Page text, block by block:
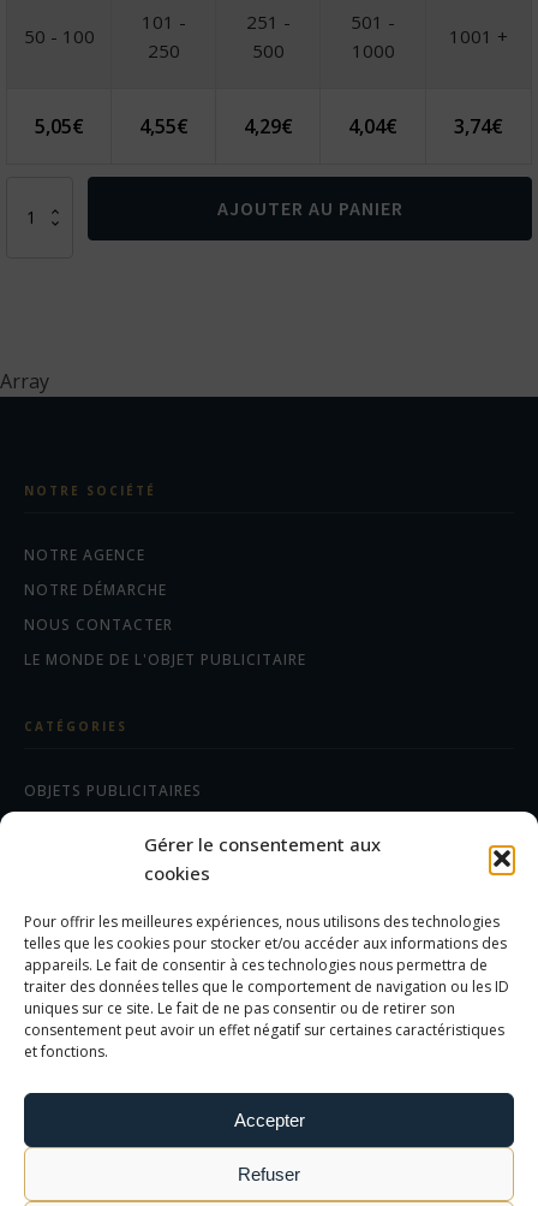
Gérer le consentement aux
cookies
Pour offrir les meilleures expériences, nous utilisons des technologies
telles que les cookies pour stocker et/ou accéder aux informations des
appareils. Le fait de consentir à ces technologies nous permettra de
traiter des données telles que le comportement de navigation ou les ID
uniques sur ce site. Le fait de ne pas consentir ou de retirer son
consentement peut avoir un effet négatif sur certaines caractéristiques
et fonctions.
Accepter
Refuser
50 - 100
101 -
250
251 -
500
501 -
1000
1001 +
5,05€ 4,55€ 4,29€ 4,04€ 3,74€
AJOUTER AU PANIER
Array
NOTRE SOCIÉTÉ
NOTRE AGENCE
NOTRE DÉMARCHE
NOUS CONTACTER
LE MONDE DE L'OBJET PUBLICITAIRE
CATÉGORIES
OBJETS PUBLICITAIRES
AIDE/FAQ
LES DIFFÉRENTS MARQUAGES
FOIRE AUX QUESTIONS
INFORMATIONS LÉGALES
MENTIONS LÉGALES
POLITIQUE DE CONFIDENTIALITÉ